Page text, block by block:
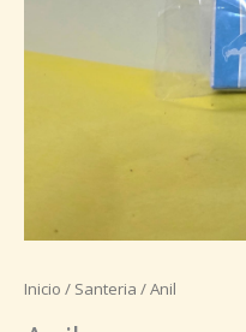
Inicio / Santeria / Anil